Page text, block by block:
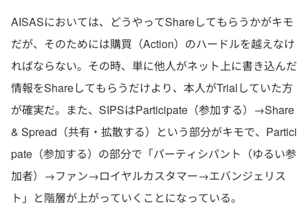
AISASにおいては、どうやってShareしてもらうかがキモ
だが、そのためには購買（Action）のハードルを越えなけ
ればならない。その時、単に他人がネット上に書き込んだ
情報をShareしてもらうだけより、本人がTrialしていた方
が確実だ。また、SIPSはParticipate（参加する）→Share
& Spread（共有・拡散する）という部分がキモで、Partici
pate（参加する）の部分で「パーティシパント（ゆるい参
加者）→ファン→ロイヤルカスタマー→エバンジェリス
ト」と階層が上がっていくことになっている。